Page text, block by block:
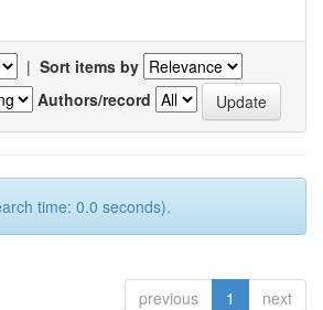
| Sort items by
Authors/record
time: 0.0 seconds).
previous 1 next